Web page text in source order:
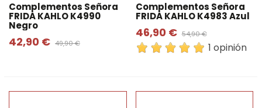
Complementos Señora
FRIDA KAHLO K4990
Negro
42,90 € 49,90 €
Complementos Señora
FRIDA KAHLO K4983 Azul
46,90 € 54,90 €
1 opinión